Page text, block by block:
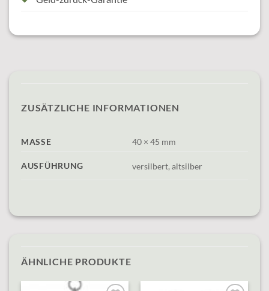
ZUSÄTZLICHE INFORMATIONEN
MASSE 40 × 45 mm
AUSFÜHRUNG versilbert, altsilber
ÄHNLICHE PRODUKTE